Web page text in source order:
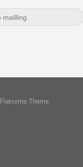
Flatsome Theme